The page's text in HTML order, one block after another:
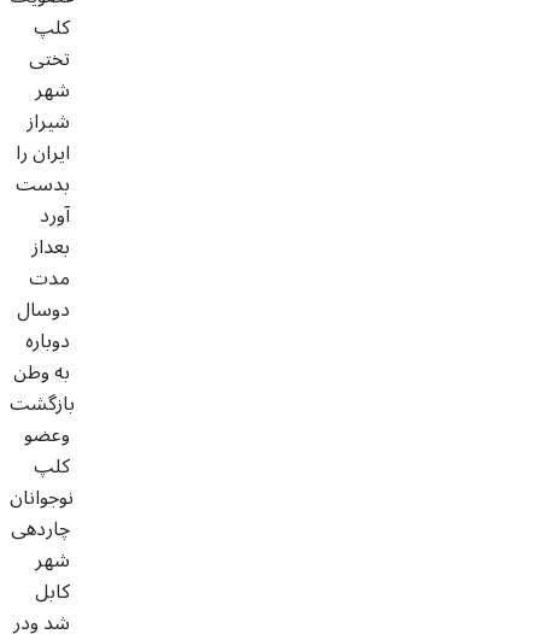
کلپ
تختی
شهر
شیراز
ایران را
بدست
آورد
بعداز
مدت
دوسال
دوباره
به وطن
بازگشت
وعضو
کلپ
نوجوانان
چاردهی
شهر
کابل
شد ودر